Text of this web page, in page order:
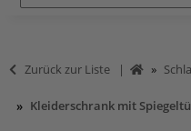
Zurück zur Liste
Kleiderschrank mit